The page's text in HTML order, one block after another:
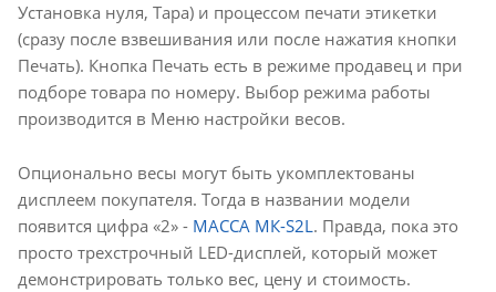
Установка нуля, Тара) и процессом печати этикетки
(сразу после взвешивания или после нажатия кнопки
Печать). Кнопка Печать есть в режиме продавец и при
подборе товара по номеру. Выбор режима работы
производится в Меню настройки весов.
Опционально весы могут быть укомплектованы
дисплеем покупателя. Тогда в названии модели
появится цифра «2» - МАССА МК-S2L. Правда, пока это
просто трехстрочный LED-дисплей, который может
демонстрировать только вес, цену и стоимость.